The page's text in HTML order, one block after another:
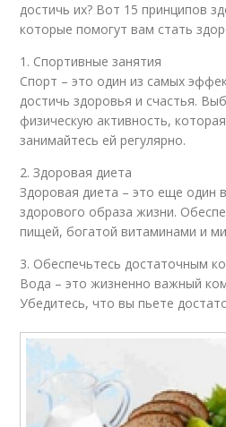
достичь их? Вот 15 принципов
которые помогут вам стать
1. Спортивные занятия
Спорт – это один из самых
достичь здоровья и счастья.
физическую активность,
занимайтесь ей регулярно.
2. Здоровая диета
Здоровая диета – это еще один
здорового образа жизни.
пищей, богатой витаминами и
3. Обеспечьтесь достаточным
Вода – это жизненно важный
Убедитесь, что вы пьете